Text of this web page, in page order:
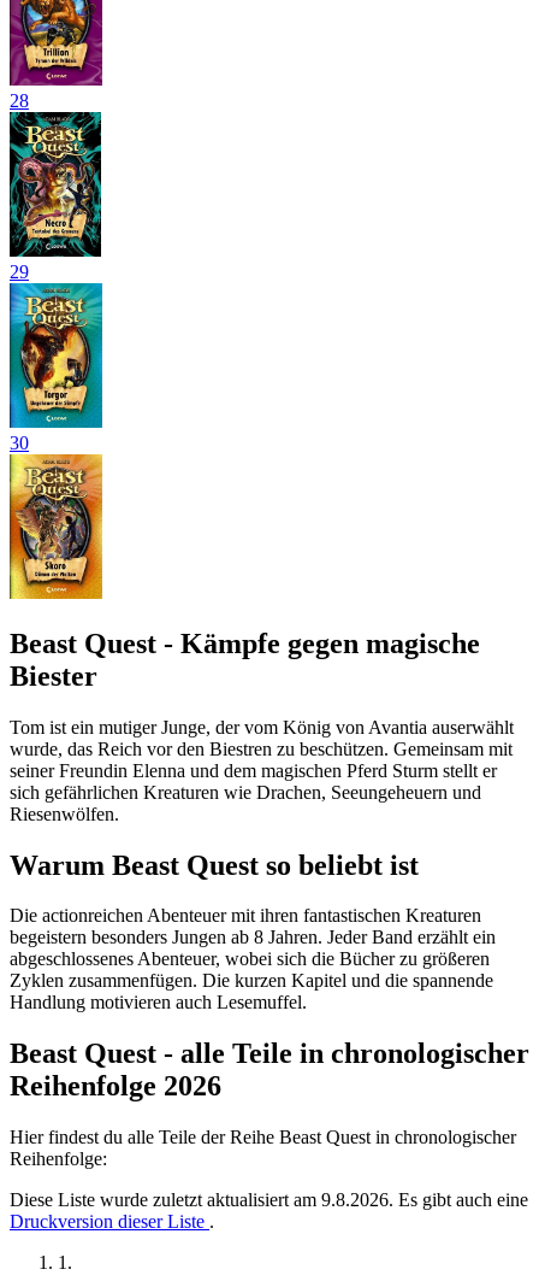
28
29
30
Beast Quest - Kämpfe gegen magische
Biester
Tom ist ein mutiger Junge, der vom König von Avantia auserwählt
wurde, das Reich vor den Biestren zu beschützen. Gemeinsam mit
seiner Freundin Elenna und dem magischen Pferd Sturm stellt er
sich gefährlichen Kreaturen wie Drachen, Seeungeheuern und
Riesenwölfen.
Warum Beast Quest so beliebt ist
Die actionreichen Abenteuer mit ihren fantastischen Kreaturen
begeistern besonders Jungen ab 8 Jahren. Jeder Band erzählt ein
abgeschlossenes Abenteuer, wobei sich die Bücher zu größeren
Zyklen zusammenfügen. Die kurzen Kapitel und die spannende
Handlung motivieren auch Lesemuffel.
Beast Quest - alle Teile in chronologischer
Reihenfolge 2026
Hier findest du alle Teile der Reihe Beast Quest in chronologischer
Reihenfolge:
Diese Liste wurde zuletzt aktualisiert am 9.8.2026. Es gibt auch eine
Druckversion dieser Liste .